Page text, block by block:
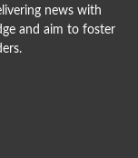
news with
and aim to foster